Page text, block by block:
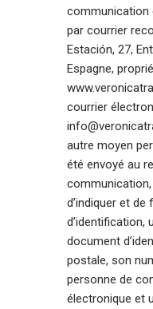
communication
par courrier
Estación, 27,
Espagne,
courrier
autre moyen
été envoyé au
d’indiquer et
d’identification,
document
postale, son
personne de
électronique et